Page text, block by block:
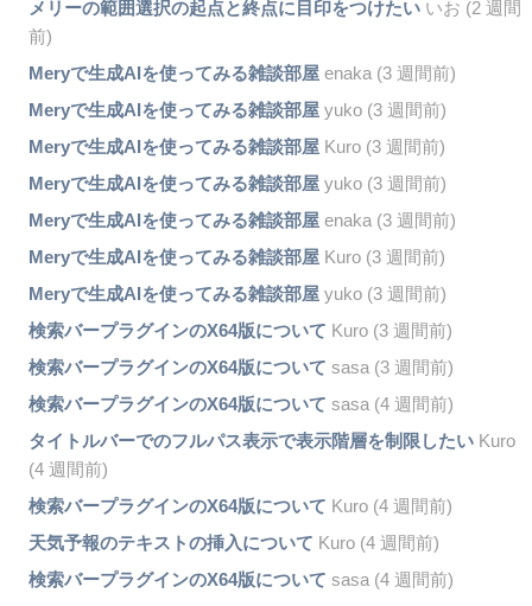
メリーの範囲選択の起点と終点に目印をつけたいいお (2 週間
前)
Meryで生成AIを使ってみる雑談部屋enaka (3 週間前)
Meryで生成AIを使ってみる雑談部屋yuko (3 週間前)
Meryで生成AIを使ってみる雑談部屋Kuro (3 週間前)
Meryで生成AIを使ってみる雑談部屋yuko (3 週間前)
Meryで生成AIを使ってみる雑談部屋enaka (3 週間前)
Meryで生成AIを使ってみる雑談部屋Kuro (3 週間前)
Meryで生成AIを使ってみる雑談部屋yuko (3 週間前)
検索バープラグインのX64版について Kuro (3 週間前)
検索バープラグインのX64版について sasa (3 週間前)
検索バープラグインのX64版について sasa (4 週間前)
タイトルバーでのフルパス表示で表示階層を制限したいKuro
(4 週間前)
検索バープラグインのX64版について Kuro (4 週間前)
天気予報のテキストの挿入について Kuro (4 週間前)
検索バープラグインのX64版について sasa (4 週間前)